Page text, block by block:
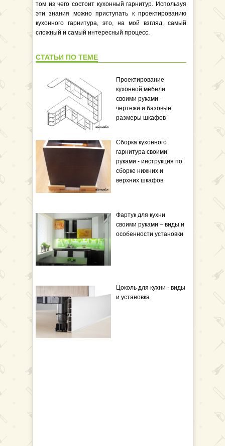
том из чего состоит кухонный гарнитур. Используя
эти знания можно приступать к проектированию
кухонного гарнитура, это, на мой взгляд, самый
сложный и самый интересный процесс.
СТАТЬИ ПО ТЕМЕ
Проектирование
кухонной мебели
своими руками -
чертежи и базовые
размеры шкафов
Сборка кухонного
гарнитура своими
руками - инструкция по
сборке нижних и
верхних шкафов
Фартук для кухни
своими руками – виды и
особенности установки
Цоколь для кухни - виды
и установка